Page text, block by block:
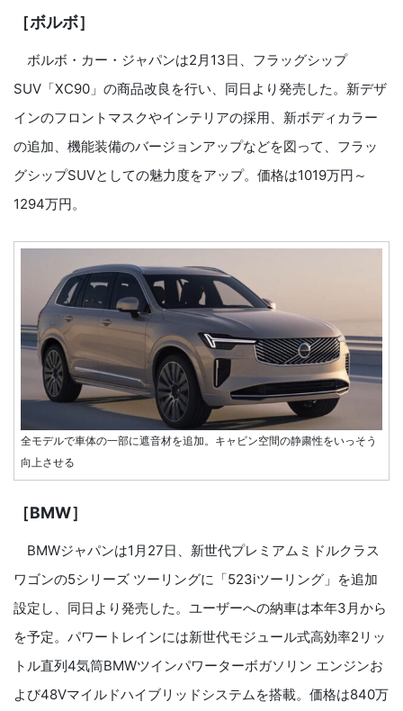
［ボルボ］
ボルボ・カー・ジャパンは2月13日、フラッグシップ
SUV「XC90」の商品改良を行い、同日より発売した。新デザ
インのフロントマスクやインテリアの採用、新ボディカラー
の追加、機能装備のバージョンアップなどを図って、フラッ
グシップSUVとしての魅力度をアップ。価格は1019万円～
1294万円。
全モデルで車体の一部に遮音材を追加。キャビン空間の静粛性をいっそう
向上させる
［BMW］
BMWジャパンは1月27日、新世代プレミアムミドルクラス
ワゴンの5シリーズ ツーリングに「523iツーリング」を追加
設定し、同日より発売した。ユーザーへの納車は本年3月から
を予定。パワートレインには新世代モジュール式高効率2リッ
トル直列4気筒BMWツインパワーターボガソリン エンジンお
よび48Vマイルドハイブリッドシステムを搭載。価格は840万